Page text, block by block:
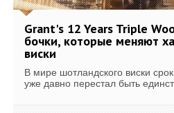
Grant's 12 Years Triple
бочки, которые меняют
виски
В мире шотландского виски
уже давно перестал быть